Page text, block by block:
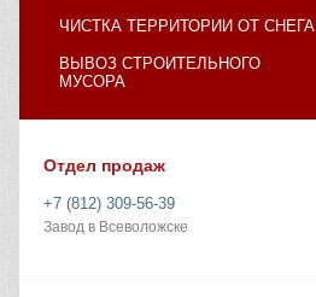
ЧИСТКА ТЕРРИТОРИИ ОТ СНЕГА
ВЫВОЗ СТРОИТЕЛЬНОГО
МУСОРА
Отдел продаж
+7 (812) 309-56-39
Завод в Всеволожске